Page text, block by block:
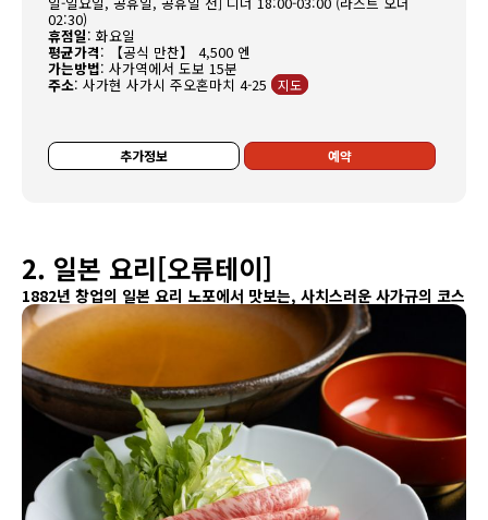
02:30)
휴점일:화요일
평균가격: 【공식 만찬】 4,500 엔
가는방법:사가역에서 도보 15분
주소:사가현 사가시 주오혼마치 4-25 지도
추가정보 예약
2. 일본 요리[오류테이]
1882년 창업의 일본 요리 노포에서 맛보는, 사치스러운 사가규의 코스